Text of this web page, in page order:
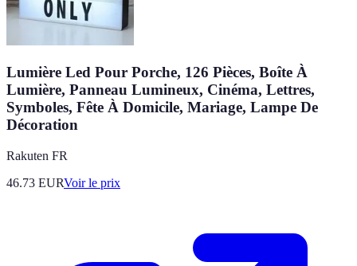
Lumière Led Pour Porche, 126 Pièces, Boîte À
Lumière, Panneau Lumineux, Cinéma, Lettres,
Symboles, Fête À Domicile, Mariage, Lampe De
Décoration
Rakuten FR
46.73 EURVoir le prix